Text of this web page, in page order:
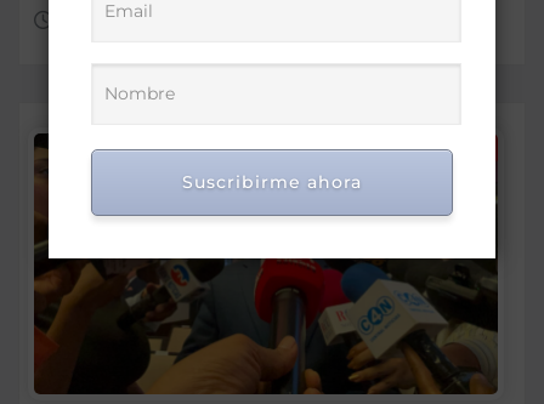
Ago 6, 2026
Suscribirme ahora